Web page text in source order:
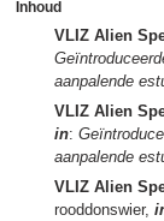
Inhoud
VLIZ Alien
aanpalende
VLIZ Alien
in:
aanpalende
VLIZ Alien
rooddonswier,